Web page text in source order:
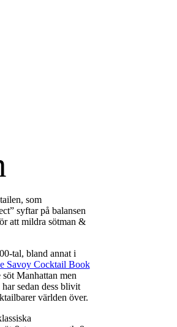
som
syftar på balansen
att mildra sötman &
tal, bland annat i
Savoy Cocktail Book
Manhattan men
sedan dess blivit
världen över.